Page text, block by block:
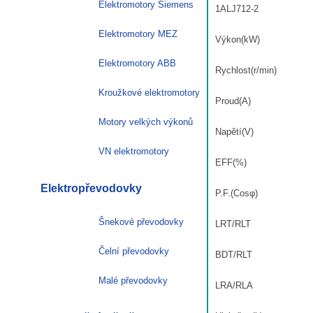
množství
1ALJ712-2
Výkon(kW)
Rychlost(r/min)
Proud(A)
Napětí(V)
EFF(%)
P.F.(Cosφ)
LRT/RLT
BDT/RLT
LRA/RLA
Elektromotory Siemens
Elektromotory MEZ
Elektromotory ABB
Kroužkové elektromotory
Motory velkých výkonů
VN elektromotory
Elektropřevodovky
Šnekové převodovky
Čelní převodovky
Malé převodovky